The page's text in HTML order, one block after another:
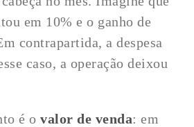
em 10% e o ganho de
contrapartida, a despesa
caso, a operação deixou
é ovalor de venda: em